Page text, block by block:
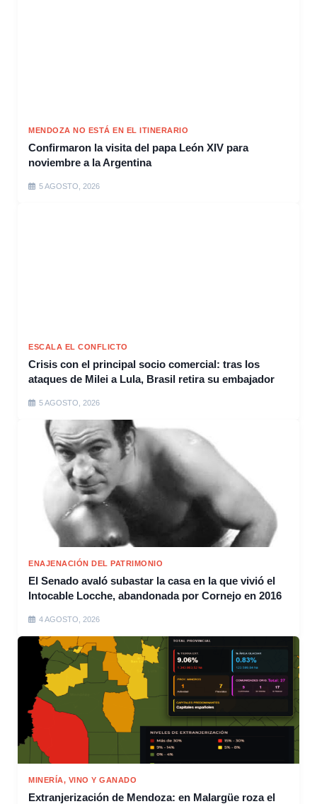
MENDOZA NO ESTÁ EN EL ITINERARIO
Confirmaron la visita del papa León XIV para
noviembre a la Argentina
5 AGOSTO, 2026
ESCALA EL CONFLICTO
Crisis con el principal socio comercial: tras los
ataques de Milei a Lula, Brasil retira su embajador
5 AGOSTO, 2026
ENAJENACIÓN DEL PATRIMONIO
El Senado avaló subastar la casa en la que vivió el
Intocable Locche, abandonada por Cornejo en 2016
4 AGOSTO, 2026
MINERÍA, VINO Y GANADO
Extranjerización de Mendoza: en Malargüe roza el